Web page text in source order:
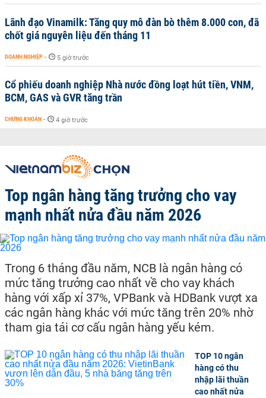
Lãnh đạo Vinamilk: Tăng quy mô đàn bò thêm 8.000 con, đã
chốt giá nguyên liệu đến tháng 11
DOANH NGHIỆP - 5 giờ trước
Cổ phiếu doanh nghiệp Nhà nước đồng loạt hút tiền, VNM,
BCM, GAS và GVR tăng trần
CHỨNG KHOÁN - 4 giờ trước
Top ngân hàng tăng trưởng cho vay
mạnh nhất nửa đầu năm 2026
Trong 6 tháng đầu năm, NCB là ngân hàng có
mức tăng trưởng cao nhất về cho vay khách
hàng với xấp xỉ 37%, VPBank và HDBank vượt xa
các ngân hàng khác với mức tăng trên 20% nhờ
tham gia tái cơ cấu ngân hàng yếu kém.
TOP 10 ngân
hàng có thu
nhập lãi thuần
cao nhất nửa